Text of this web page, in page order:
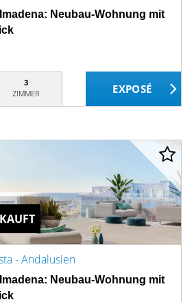
Neubau-Wohnung mit
3
ZIMMER
- Andalusien
Neubau-Wohnung mit